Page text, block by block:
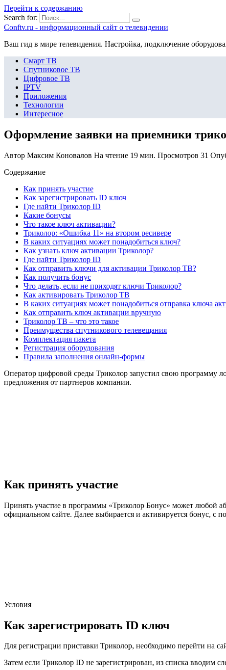
Перейти к содержанию
Search for:
Сonftv.ru - информационный сайт о телевидении
Ваш гид в мире телевидения. Настройка, подключение
Смарт ТВ
Спутниковое ТВ
Цифровое ТВ
IPTV
Приложения
Технологии
Интересное
Оформление заявки на приемники
Автор Максим Коновалов На чтение 19 мин. Просмотров 31
Содержание
Как принять участие
Как зарегистрировать ID ключ
Где найти Триколор ID
Какие бонусы
Что такое ключ активации?
Триколор: «Ошибка 11» на втором ресивере
В каких ситуациях может понадобиться ключ?
Как узнать ключ активации Триколор?
Где найти Триколор ID
Как отправить ключи для активации Триколор ТВ?
Как получить бонус
Что делать, если не приходят ключи Триколор?
Как активировать Триколор ТВ
В каких ситуациях может понадобиться отправка ключа
Как отправить ключ активации вручную
Триколор ТВ – что это такое
Преимущества спутникового телевещания
Комплектация пакета
Регистрация оборудования
Правила заполнения онлайн-формы
Оператор цифровой среды Триколор запустил свою программу
предложения от партнеров компании.
Как принять участие
Принять участие в программы «Триколор Бонус» может любой
официальном сайте. Далее выбирается и активируется бонус,
Условия
Как зарегистрировать ID ключ
Для регистрации приставки Триколор, необходимо перейти на
Затем если Триколор ID не зарегистрирован, из списка вводим